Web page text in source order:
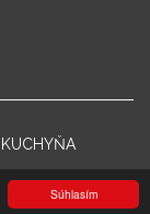
Súhlasím
KUCHYŇA